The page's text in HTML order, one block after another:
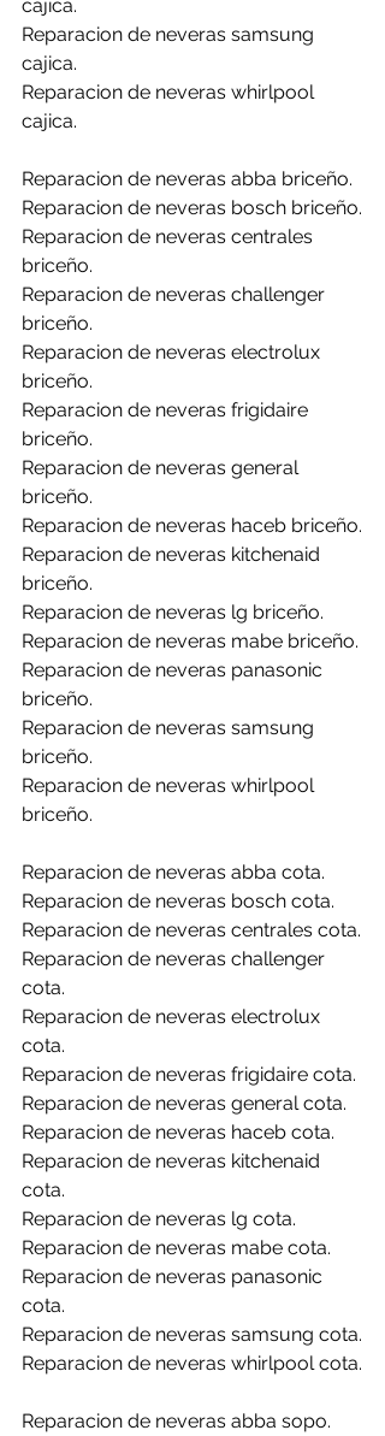
cajica.
Reparacion de neveras samsung
cajica.
Reparacion de neveras whirlpool
cajica.
Reparacion de neveras abba briceño.
Reparacion de neveras bosch briceño.
Reparacion de neveras centrales
briceño.
Reparacion de neveras challenger
briceño.
Reparacion de neveras electrolux
briceño.
Reparacion de neveras frigidaire
briceño.
Reparacion de neveras general
briceño.
Reparacion de neveras haceb briceño.
Reparacion de neveras kitchenaid
briceño.
Reparacion de neveras lg briceño.
Reparacion de neveras mabe briceño.
Reparacion de neveras panasonic
briceño.
Reparacion de neveras samsung
briceño.
Reparacion de neveras whirlpool
briceño.
Reparacion de neveras abba cota.
Reparacion de neveras bosch cota.
Reparacion de neveras centrales cota.
Reparacion de neveras challenger
cota.
Reparacion de neveras electrolux
cota.
Reparacion de neveras frigidaire cota.
Reparacion de neveras general cota.
Reparacion de neveras haceb cota.
Reparacion de neveras kitchenaid
cota.
Reparacion de neveras lg cota.
Reparacion de neveras mabe cota.
Reparacion de neveras panasonic
cota.
Reparacion de neveras samsung cota.
Reparacion de neveras whirlpool cota.
Reparacion de neveras abba sopo.